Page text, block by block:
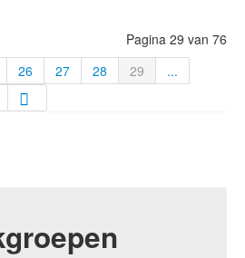
Pagina 29 van 76
26 27 28 29
...